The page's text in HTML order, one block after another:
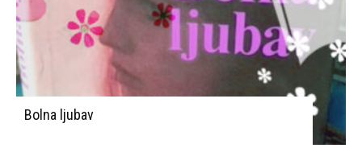
Bolna ljubav